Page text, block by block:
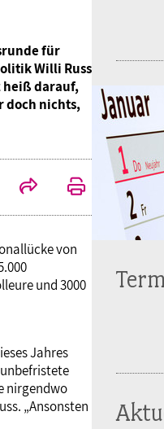
für
Willi Russ
heiß darauf,
doch nichts,
von
und 3000
Jahres
nirgendwo
„Ansonsten